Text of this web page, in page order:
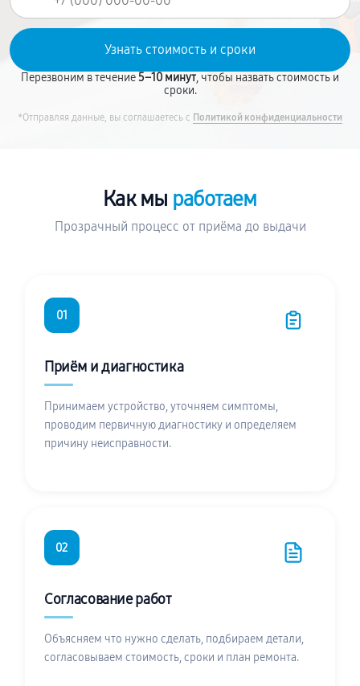
Перезвоним в течение5–10 минут, чтобы назвать стоимость и
сроки.
*Отправляя данные, вы соглашаетесь с Политикой конфиденциальности
Как мы работаем
Прозрачный процесс от приёма до выдачи
01
Приём и диагностика
Принимаем устройство, уточняем симптомы,
проводим первичную диагностику и определяем
причину неисправности.
02
Согласование работ
Объясняем что нужно сделать, подбираем детали,
согласовываем стоимость, сроки и план ремонта.